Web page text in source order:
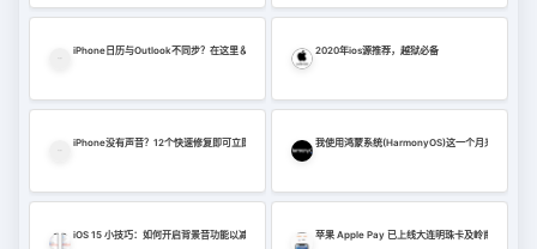
iPhone日历与Outlook不同步？在这里＆＃039; re 12修复（2022）2020年ios源推荐，越狱必备
iPhone没有声音？12个快速修复即可立即尝试！ 我使用鸿蒙系统(HarmonyOS)这一个月来的感受
iOS 15 小技巧：如何开启背景音功能以减少干扰？ 苹果 Apple Pay 已上线大连明珠卡及岭南通・广佛